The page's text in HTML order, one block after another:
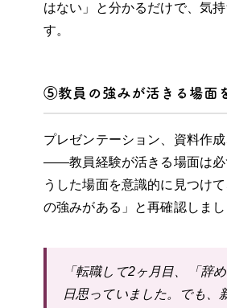
はない」と分かるだけで、気
す。
⑤教員の強みが活きる場面
プレゼンテーション、資料作
——教員経験が活きる場面は必
うした場面を意識的に見つけ
の強みがある」と再確認しまし
「転職して2ヶ月目、「辞
日思っていました。でも、